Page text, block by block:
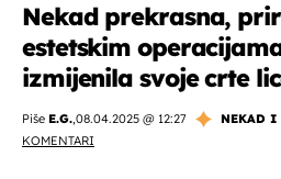
Nekad prekrasna,
estetskim
izmijenila svoje crte
Piše E.G.,08.04.2025 @ 12:27
NEKAD I
KOMENTARI